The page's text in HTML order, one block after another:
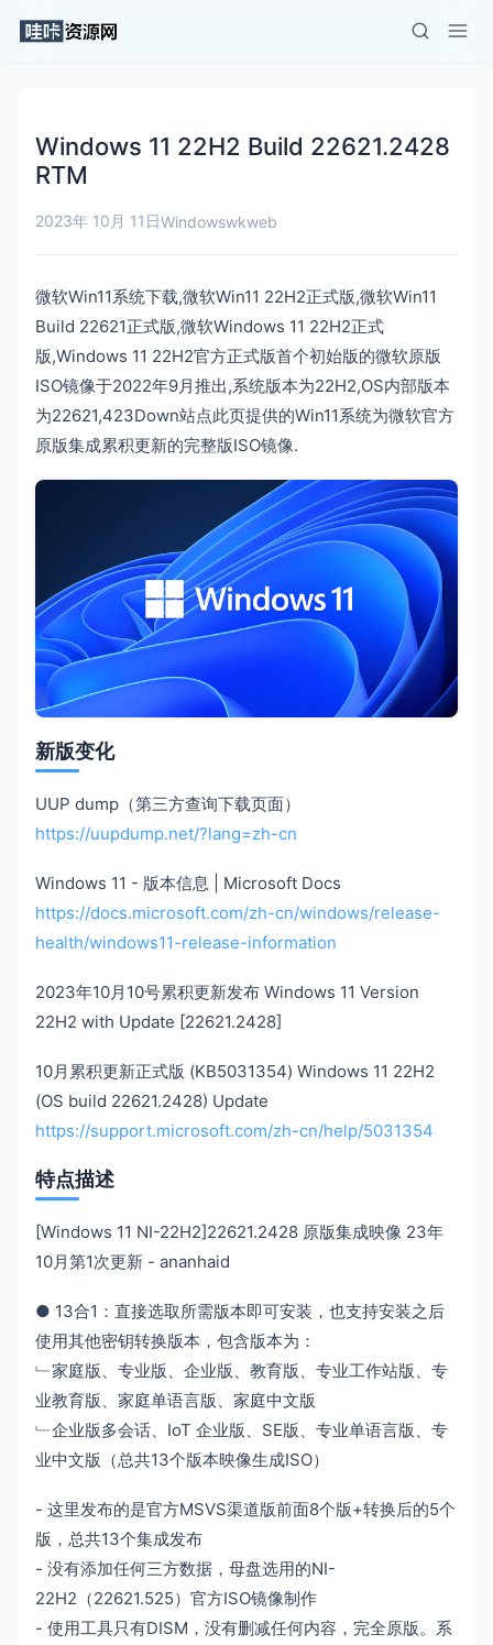
Windows 11 22H2 Build 22621.2428
RTM
2023年 10月 11日Windowswkweb
微软Win11系统下载,微软Win11 22H2正式版,微软Win11
Build 22621正式版,微软Windows 11 22H2正式
版,Windows 11 22H2官方正式版首个初始版的微软原版
ISO镜像于2022年9月推出,系统版本为22H2,OS内部版本
为22621,423Down站点此页提供的Win11系统为微软官方
原版集成累积更新的完整版ISO镜像.
新版变化
UUP dump（第三方查询下载页面）
https://uupdump.net/?lang=zh-cn
Windows 11 - 版本信息 | Microsoft Docs
https://docs.microsoft.com/zh-cn/windows/release-
health/windows11-release-information
2023年10月10号累积更新发布 Windows 11 Version
22H2 with Update [22621.2428]
10月累积更新正式版 (KB5031354) Windows 11 22H2
(OS build 22621.2428) Update
https://support.microsoft.com/zh-cn/help/5031354
特点描述
[Windows 11 NI-22H2]22621.2428 原版集成映像 23年
10月第1次更新 - ananhaid
● 13合1：直接选取所需版本即可安装，也支持安装之后
使用其他密钥转换版本，包含版本为：
﹂家庭版、专业版、企业版、教育版、专业工作站版、专
业教育版、家庭单语言版、家庭中文版
﹂企业版多会话、IoT 企业版、SE版、专业单语言版、专
业中文版（总共13个版本映像生成ISO）
- 这里发布的是官方MSVS渠道版前面8个版+转换后的5个
版，总共13个集成发布
- 没有添加任何三方数据，母盘选用的NI-
22H2（22621.525）官方ISO镜像制作
- 使用工具只有DISM，没有删减任何内容，完全原版。系